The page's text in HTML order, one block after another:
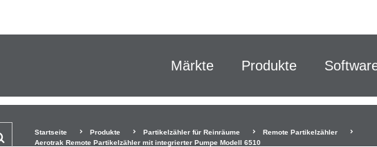
Märkte Produkte
Startseite Produkte Partikelzähler für Reinräume
Remote Partikelzähler
Aerotrak Remote Partikelzähler mit integrierter Pumpe Modell 6510